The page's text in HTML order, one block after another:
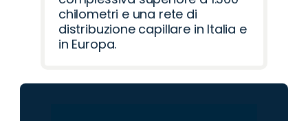
chilometri e una rete di
distribuzione capillare in Italia e
in Europa.